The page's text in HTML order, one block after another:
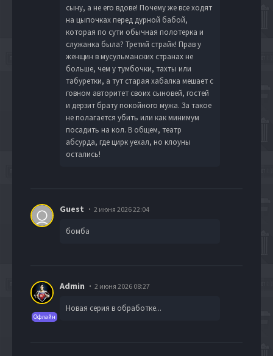
сыну, а не его вдове! Почему же все ходят
на цыпочках перед дурной бабой,
которая по сути обычная полотерка и
служанка была? Третий страйк! Прав у
женщин в мусульманских странах не
больше, чем у тумбочки, тахты или
табуретки, а тут старая хабалка мешает с
говном авторитет своих сыновей, гостей
и дерзит брату покойного мужа. За такое
не полагается убить или как минимум
посадить на кол. В общем, театр
абсурда, где цирк уехал, но клоуны
остались!
Guest 2 июня 2026 22:04
бомба
Офлайн
Admin 2 июня 2026 08:27
Новая серия в обработке...